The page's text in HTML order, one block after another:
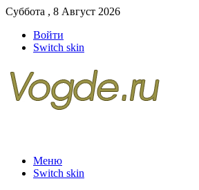
Суббота , 8 Август 2026
Войти
Switch skin
Меню
Switch skin